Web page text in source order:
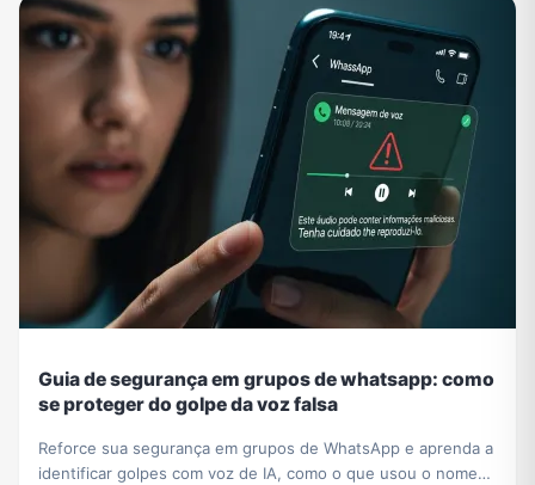
Guia de segurança em grupos de whatsapp: como
se proteger do golpe da voz falsa
Reforce sua segurança em grupos de WhatsApp e aprenda a
identificar golpes com voz de IA, como o que usou o nome